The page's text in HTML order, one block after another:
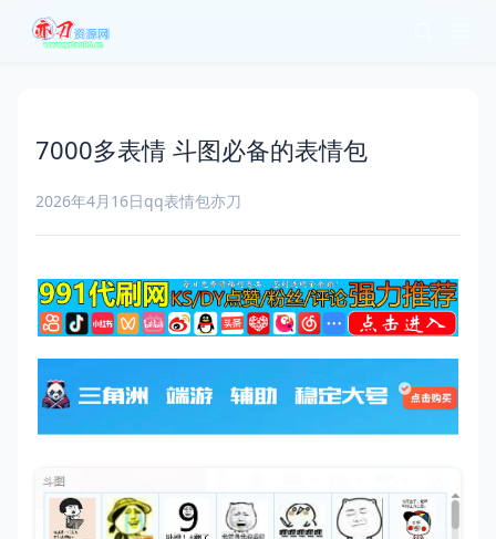
7000多表情 斗图必备的表情包
2026年4月16日qq表情包亦刀